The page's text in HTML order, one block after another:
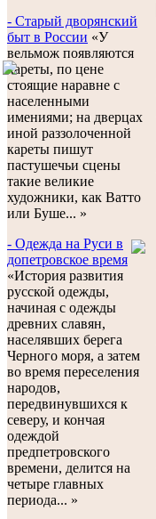
- Старый дворянский
быт в России «У
вельмож появляются
кареты, по цене
стоящие наравне с
населенными
имениями; на дверцах
иной раззолоченной
кареты пишут
пастушечьи сцены
такие великие
художники, как Ватто
или Буше... »
- Одежда на Руси в
допетровское время
«История развития
русской одежды,
начиная с одежды
древних славян,
населявших берега
Черного моря, а затем
во время переселения
народов,
передвинувшихся к
северу, и кончая
одеждой
предпетровского
времени, делится на
четыре главных
периода... »